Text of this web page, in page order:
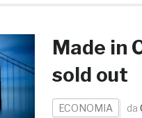
Made in
sold out
ECONOMIA da